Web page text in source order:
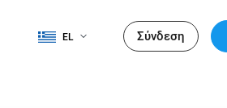
EL Σύνδεση